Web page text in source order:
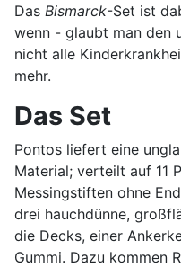
Das Bismarck-Set ist
wenn - glaubt man den
nicht alle
mehr.
Das Set
Pontos liefert eine
Material; verteilt auf 11
Messingstiften ohne
drei hauchdünne,
die Decks, einer
Gummi. Dazu kommen